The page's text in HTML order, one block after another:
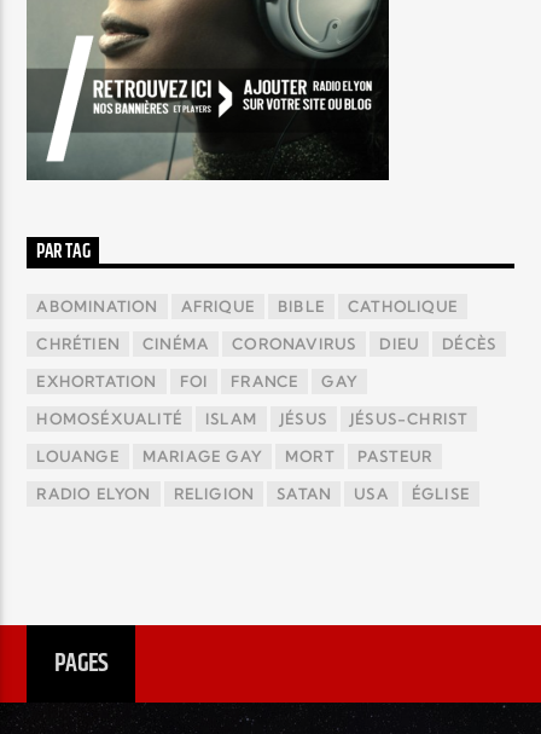
PAR TAG
ABOMINATION AFRIQUE BIBLE CATHOLIQUE
CHRÉTIEN CINÉMA CORONAVIRUS DIEU DÉCÈS
EXHORTATION FOI FRANCE GAY
HOMOSÉXUALITÉ ISLAM JÉSUS JÉSUS-CHRIST
LOUANGE MARIAGE GAY MORT PASTEUR
RADIO ELYON RELIGION SATAN USA ÉGLISE
PAGES